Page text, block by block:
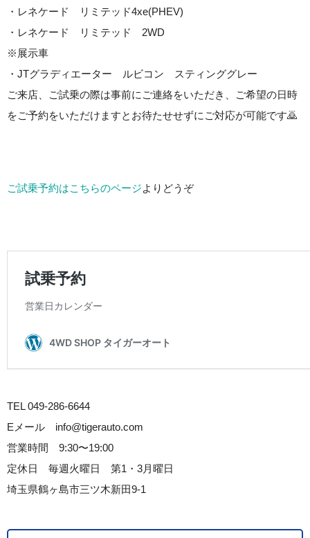
・レネケード リミテッド4xe(PHEV)
・レネケード リミテッド 2WD
※展示車
・JTグラディエーター ルビコン スティンググレー
ご来店、ご試乗の際は事前にご連絡をいただき、ご希望の日時
をご予約をいただけますとお待たせせずにご対応が可能です🙇
ご試乗予約はこちらのページよりどうぞ
TEL 049-286-6644
Eメール info@tigerauto.com
営業時間 9:30〜19:00
定休日 毎週火曜日 第1・3月曜日
埼玉県鶴ヶ島市三ツ木新田9-1